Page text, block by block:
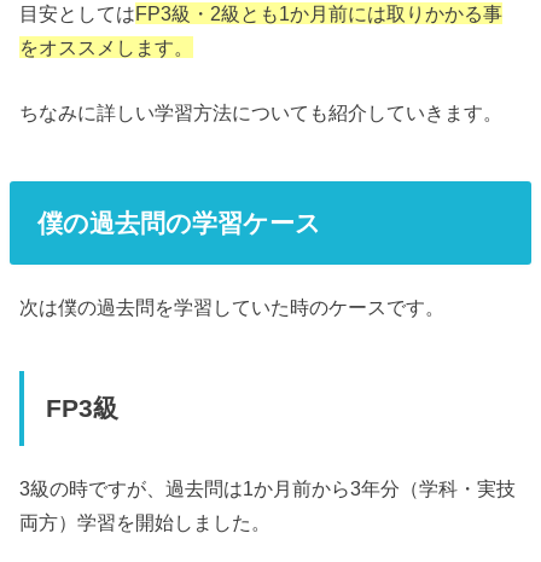
目安としてはFP3級・2級とも1か月前には取りかかる事
をオススメします。
ちなみに詳しい学習方法についても紹介していきます。
僕の過去問の学習ケース
次は僕の過去問を学習していた時のケースです。
FP3級
3級の時ですが、過去問は1か月前から3年分（学科・実技
両方）学習を開始しました。